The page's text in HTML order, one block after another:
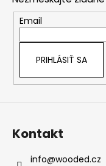
Email
PRIHLÁSIŤ SA
Kontakt
info@wooded.cz